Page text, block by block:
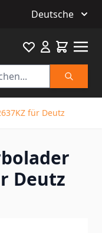
Deutsche
Suche
Favourite
für Deutz
Deutz